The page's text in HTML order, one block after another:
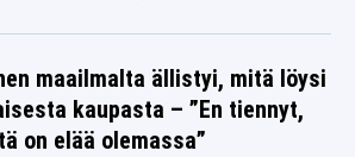
maailmalta ällistyi, mitä löysi
kaupasta – ”En tiennyt,
on elää olemassa”